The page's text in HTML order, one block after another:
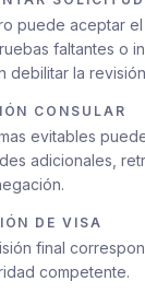
puede aceptar
faltantes o
debilitar la
CONSULAR
evitables
adicionales,
DE VISA
final
competente.